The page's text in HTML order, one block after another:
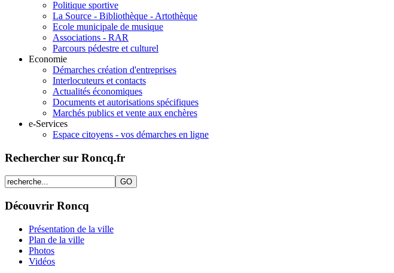
Politique sportive
La Source - Bibliothèque - Artothèque
Ecole municipale de musique
Associations - RAR
Parcours pédestre et culturel
Economie
Démarches création d'entreprises
Interlocuteurs et contacts
Actualités économiques
Documents et autorisations spécifiques
Marchés publics et vente aux enchères
e-Services
Espace citoyens - vos démarches en ligne
Rechercher sur Roncq.fr
Découvrir Roncq
Présentation de la ville
Plan de la ville
Photos
Vidéos